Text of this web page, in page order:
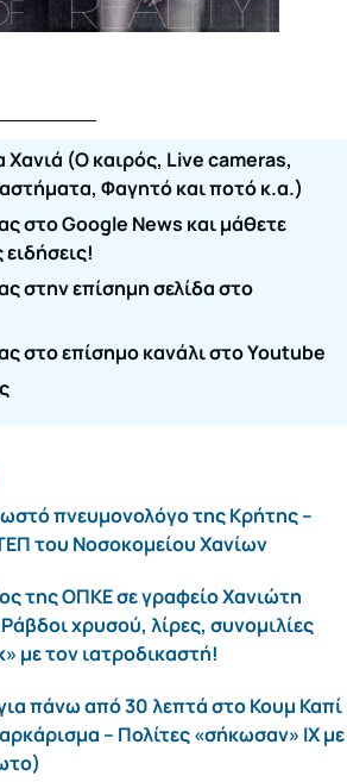
(O καιρός, Live cameras,
Φαγητό και ποτό κ.α.)
στο Google News και μάθετε
στην επίσημη σελίδα στο
στο επίσημο κανάλι στο Youtube
πνευμονολόγο της Κρήτης –
του Νοσοκομείου Χανίων
της ΟΠΚΕ σε γραφείο Χανιώτη
χρυσού, λίρες, συνομιλίες
με τον ιατροδικαστή!
πάνω από 30 λεπτά στο Κουμ Καπί
– Πολίτες «σήκωσαν» ΙΧ με